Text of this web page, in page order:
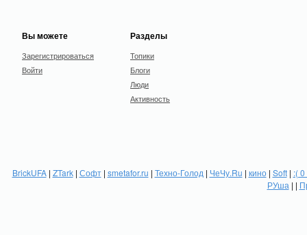
Вы можете
Зарегистрироваться
Войти
Разделы
Топики
Блоги
Люди
Активность
BrickUFA| ZTark| Софт| smetafor.ru | Техно-Голод | ЧеЧу.Ru | кино| Soft| :(
РУша | |